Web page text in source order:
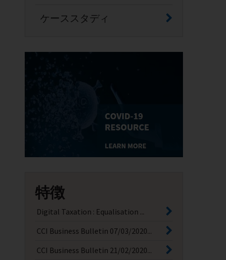
ケーススタディ
特徴
Digital Taxation : Equalisation ...
CCI Business Bulletin 07/03/2020...
CCI Business Bulletin 21/02/2020...